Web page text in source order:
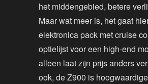
het middengebied, betere
Maar wat meer is, het gaat
elektronica pack met cruise
optielijst voor een high-end
alleen laat zijn prijs anders
ook, de Z900 is